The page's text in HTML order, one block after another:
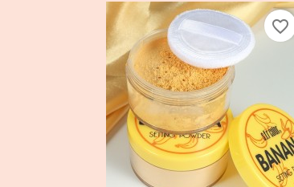
favorite_border